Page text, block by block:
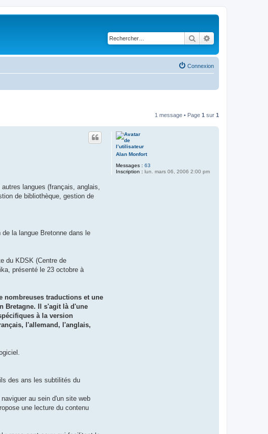
Rechercher
Connexion
1 message • Page 1 sur 1
Alan Monfort
Messages : 63
Inscription : lun. mars 06, 2006 2:00 pm
langues (français, anglais,
de bibliothèque, gestion de
la langue Bretonne dans le
du KDSK (Centre de
présenté le 23 octobre à
nombreuses traductions et une
Bretagne. Il s'agit là d'une
à la version
l'allemand, l'anglais,
des ans les subtilités du
au sein d'un site web
une lecture du contenu